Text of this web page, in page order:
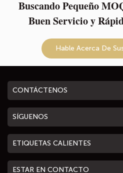
Buscando Pequeño
Buen Servicio y
Hable Acerca De
CONTÁCTENOS
SÍGUENOS
ETIQUETAS CALIENTES
ESTAR EN CONTACTO